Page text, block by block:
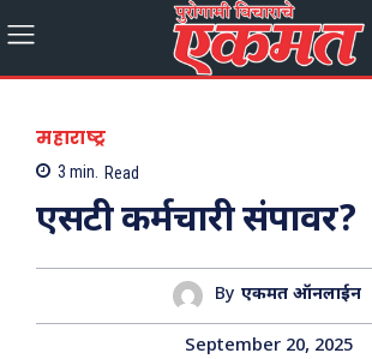
महाराष्ट्र
3 min. Read
एसटी कर्मचारी संपावर?
By एकमत ऑनलाईन
September 20, 2025